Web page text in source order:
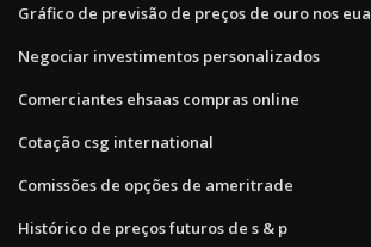
Gráfico de previsão de preços de ouro nos eua
Negociar investimentos personalizados
Comerciantes ehsaas compras online
Cotação csg international
Comissões de opções de ameritrade
Histórico de preços futuros de s & p